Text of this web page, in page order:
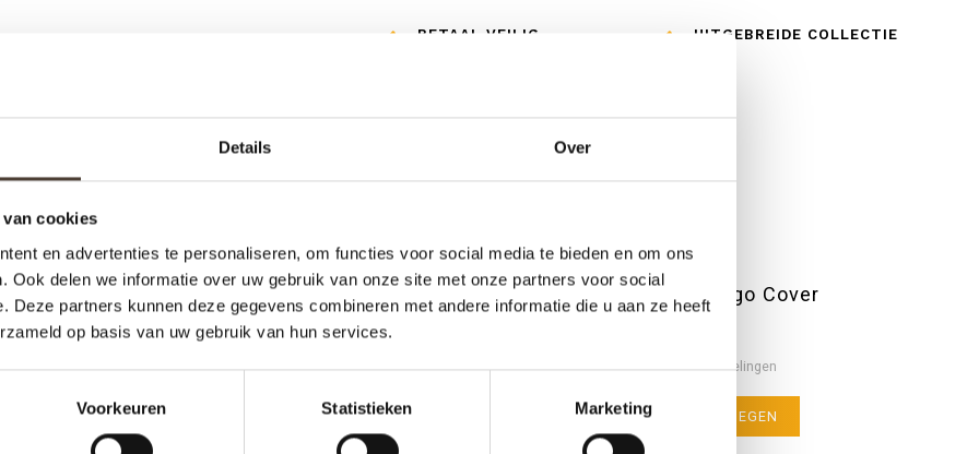
Details Over
cookies
en advertenties te personaliseren, om functies voor social media te bieden en om ons
Ook delen we informatie over uw gebruik van onze site met onze partners voor social
Deze partners kunnen deze gegevens combineren met andere informatie die u aan ze heeft
op basis van uw gebruik van hun services.
Voorkeuren Statistieken Marketing
BETAAL VEILIG UITGEBREIDE COLLECTIE
in plaats van uitsluitend functioneel licht.
Muur Plafond spot - Indigo Cover
0 sterren op basis van 0 beoordelingen
JE BEOORDELING TOEVOEGEN